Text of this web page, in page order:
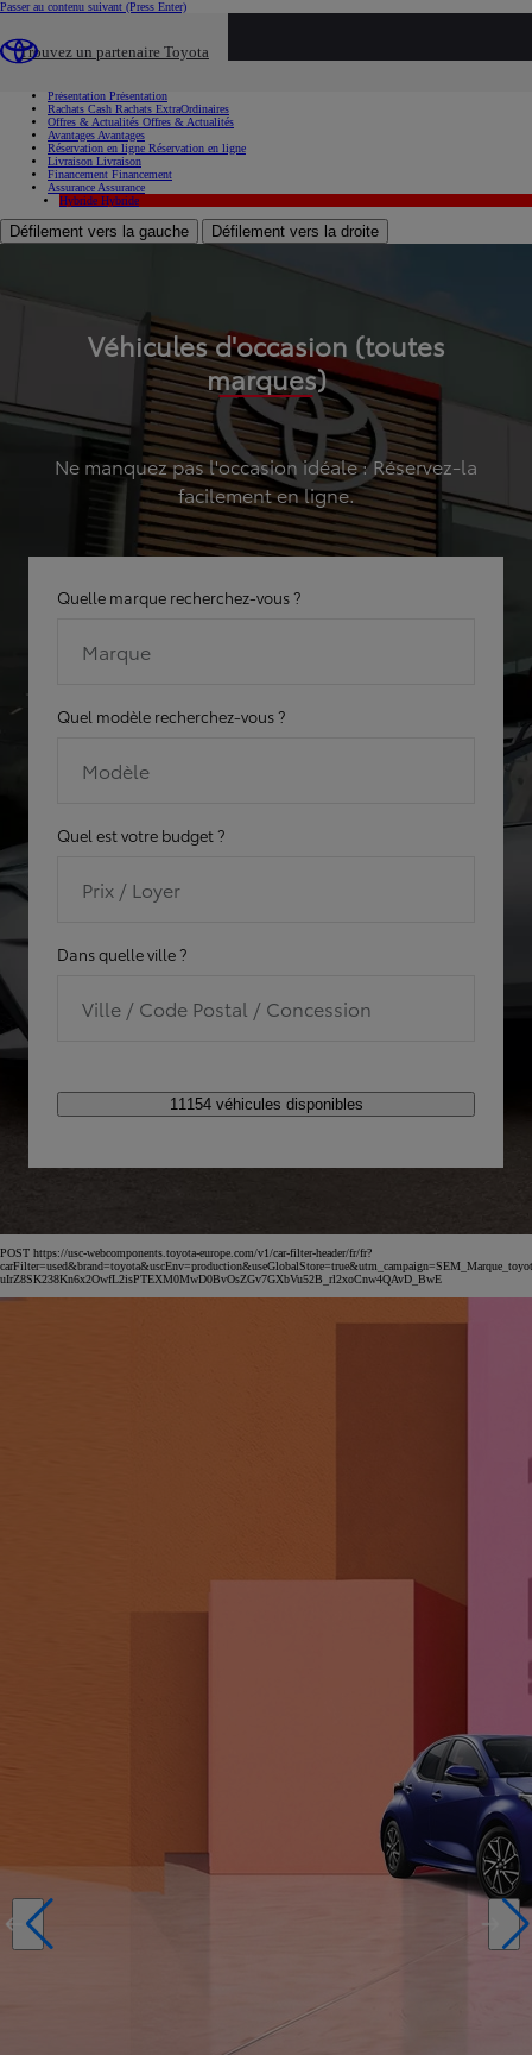
Passer au contenu suivant (Press Enter)
Trouvez un partenaire Toyota
Présentation Présentation
Rachats Cash Rachats ExtraOrdinaires
Offres & Actualités Offres & Actualités
Avantages Avantages
Réservation en ligne Réservation en ligne
Livraison Livraison
Financement Financement
Assurance Assurance
Hybride Hybride
Défilement vers la gauche Défilement vers la droite
Véhicules d'occasion (toutes
marques)
Ne manquez pas l'occasion idéale : Réservez-la
facilement en ligne.
Quelle marque recherchez-vous ?
Marque
Quel modèle recherchez-vous ?
Modèle
Quel est votre budget ?
Prix / Loyer
Dans quelle ville ?
Ville / Code Postal / Concession
11154 véhicules disponibles
POST https://usc-webcomponents.toyota-europe.com/v1/car-filter-header/fr/fr?
uIrZ8SK238Kn6x2OwfL2isPTEXM0MwD0BvOsZGv7GXbVu52B_rl2xoCnw4QAvD_BwE